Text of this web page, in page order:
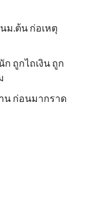
ม.ต้น ก่อเหตุ
ถูกไถเงิน ถูก
น ก่อนมากราด